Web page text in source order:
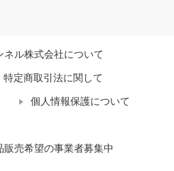
ネル株式会社について
特定商取引法に関して
個人情報保護について
売希望の事業者募集中